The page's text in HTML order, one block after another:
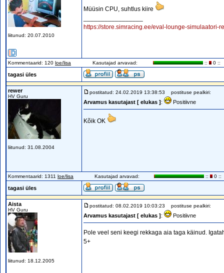
liitunud: 20.07.2010
Müüsin CPU, suhtlus kiire
https://store.simracing.ee/eval-lounge-simulaatori-
Kommentaarid: 120 loe/lisa Kasutajad arvavad: :: 0 ::
tagasi üles
rewer
HV Guru
liitunud: 31.08.2004
postitatud: 24.02.2019 13:38:53 postituse pealkiri:
Arvamus kasutajast [ elukas ]: Positiivne
Kõik OK
Kommentaarid: 1311 loe/lisa Kasutajad arvavad: :: 0 ::
tagasi üles
Aista
HV Guru
liitunud: 18.12.2005
postitatud: 08.02.2019 10:03:23 postituse pealkiri:
Arvamus kasutajast [ elukas ]: Positiivne
Pole veel seni keegi rekkaga aia taga käinud.
5+